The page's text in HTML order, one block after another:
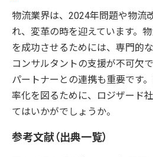
物流業界は、2024年問題や物流
れ、変革の時を迎えています。
を成功させるためには、専門的
コンサルタントの支援が不可欠
パートナーとの連携も重要です
率化を図るために、ロジザード
てはいかがでしょうか。
参考文献（出典一覧）